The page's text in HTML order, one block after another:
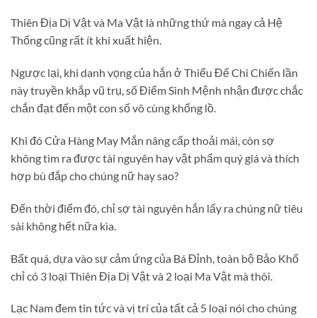
Thiên Địa Dị Vật và Ma Vật là những thứ mà ngay cả Hệ
Thống cũng rất ít khi xuất hiện.
Ngược lại, khi danh vọng của hắn ở Thiếu Đế Chi Chiến lần
này truyền khắp vũ trụ, số Điểm Sinh Mệnh nhận được chắc
chắn đạt đến một con số vô cùng khổng lồ.
Khi đó Cửa Hàng May Mắn nâng cấp thoải mái, còn sợ
không tìm ra được tài nguyên hay vật phẩm quý giá và thích
hợp bù đắp cho chúng nữ hay sao?
Đến thời điểm đó, chỉ sợ tài nguyên hắn lấy ra chúng nữ tiêu
sài không hết nữa kìa.
Bất quá, dựa vào sự cảm ứng của Bá Đỉnh, toàn bộ Bảo Khố
chỉ có 3 loại Thiên Địa Dị Vật và 2 loại Ma Vật mà thôi.
Lạc Nam đem tin tức và vị trí của tất cả 5 loại nói cho chúng